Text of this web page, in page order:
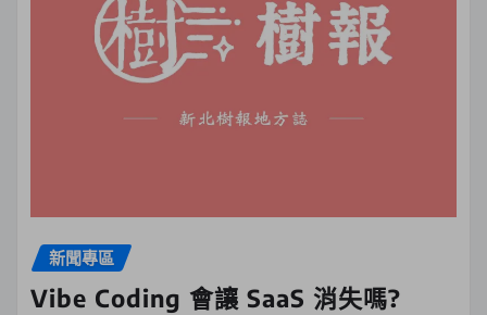
新聞專區
Vibe Coding 會讓 SaaS 消失嗎?